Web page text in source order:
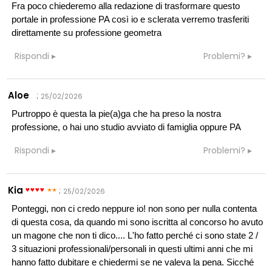
Fra poco chiederemo alla redazione di trasformare questo
portale in professione PA così io e sclerata verremo trasferiti
direttamente su professione geometra
Rispondi Problemi?
Aloe : 25/02/2026
Purtroppo è questa la pie(a)ga che ha preso la nostra
professione, o hai uno studio avviato di famiglia oppure PA
Rispondi Problemi?
Kia : 25/02/2026
Ponteggi, non ci credo neppure io! non sono per nulla contenta
di questa cosa, da quando mi sono iscritta al concorso ho avuto
un magone che non ti dico.... L'ho fatto perché ci sono state 2 /
3 situazioni professionali/personali in questi ultimi anni che mi
hanno fatto dubitare e chiedermi se ne valeva la pena. Sicché